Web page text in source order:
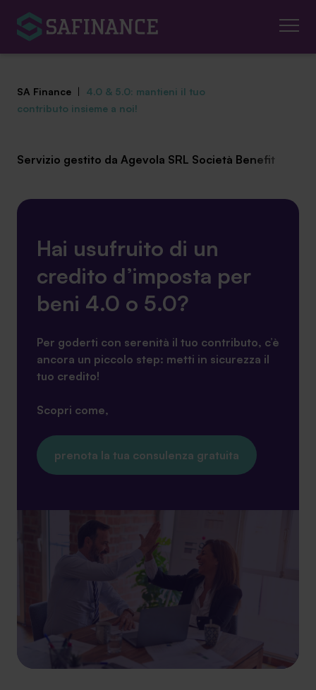
Mediazione Creditizia
Chi siamo
Contatti
+030.3540104
SA Finance | 4.0 & 5.0: mantieni il tuo
contributo insieme a noi!
Servizio gestito da Agevola SRL Società Benefit
Hai usufruito di un
credito d’imposta per
beni 4.0 o 5.0?
Per goderti con serenità il tuo contributo, c’è
ancora un piccolo step: metti in sicurezza il
tuo credito!
Scopri come,
prenota la tua consulenza gratuita